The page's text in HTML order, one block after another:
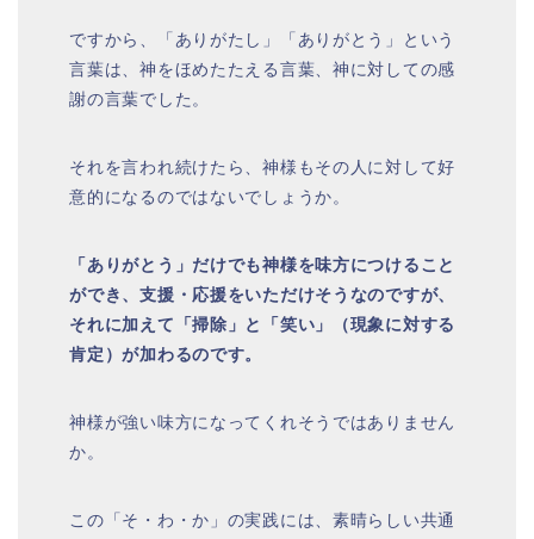
ですから、「ありがたし」「ありがとう」という
言葉は、神をほめたたえる言葉、神に対しての感
謝の言葉でした。
それを言われ続けたら、神様もその人に対して好
意的になるのではないでしょうか。
「ありがとう」だけでも神様を味方につけること
ができ、支援・応援をいただけそうなのですが、
それに加えて「掃除」と「笑い」（現象に対する
肯定）が加わるのです。
神様が強い味方になってくれそうではありません
か。
この「そ・わ・か」の実践には、素晴らしい共通